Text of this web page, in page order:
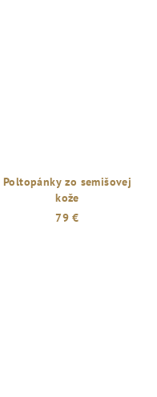
Poltopánky zo semišovej
kože
79 €